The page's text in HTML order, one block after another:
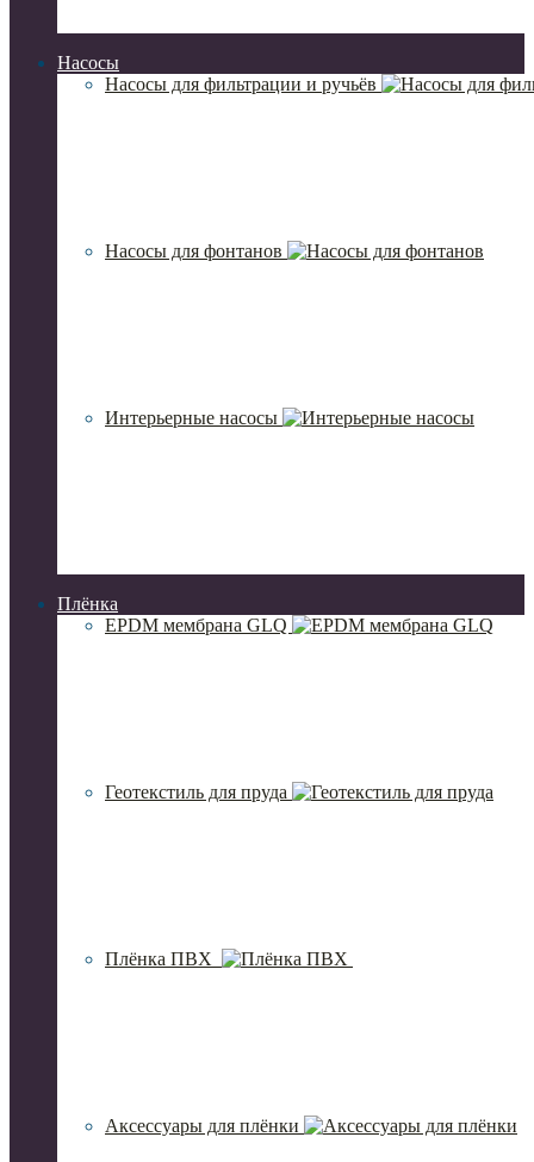
Насосы
Насосы для фильтрации и ручьёв
Насосы для фонтанов
Интерьерные насосы
Плёнка
EPDM мембрана GLQ
Геотекстиль для пруда
Плёнка ПВХ
Аксессуары для плёнки